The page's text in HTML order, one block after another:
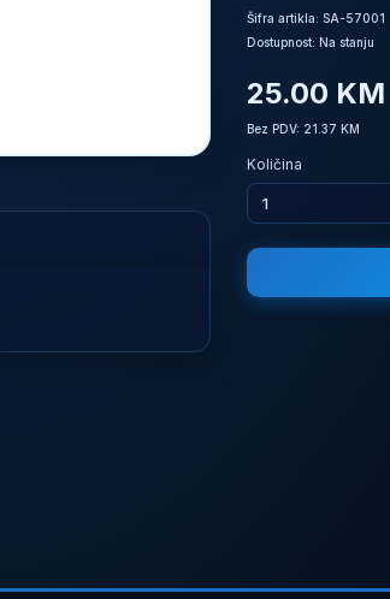
Šifra artikla: SA-57001
Dostupnost: Na stanju
25.00 KM
Bez PDV: 21.37 KM
Količina